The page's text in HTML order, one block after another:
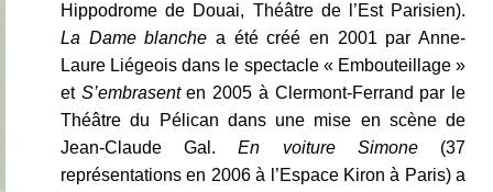
Hippodrome de Douai, Théâtre de l’Est Parisien).
La Dame blanche a été créé en 2001 par Anne-
Laure Liégeois dans le spectacle « Embouteillage »
et S’embrasenten 2005 à Clermont-Ferrand par le
Théâtre du Pélican dans une mise en scène de
Jean-Claude Gal.En voiture Simone(37
représentations en 2006 à l’Espace Kiron à Paris) a